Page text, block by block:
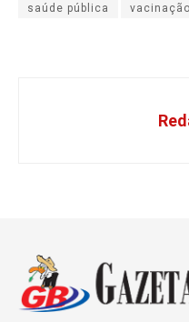
saúde pública vacinação